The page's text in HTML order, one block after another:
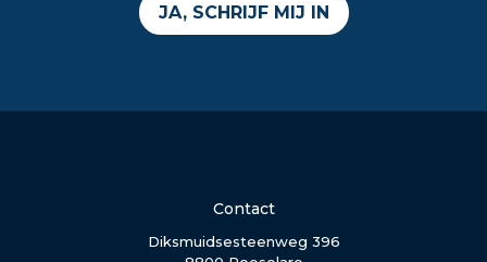
JA, SCHRIJF MIJ IN
Contact
Diksmuidsesteenweg 396